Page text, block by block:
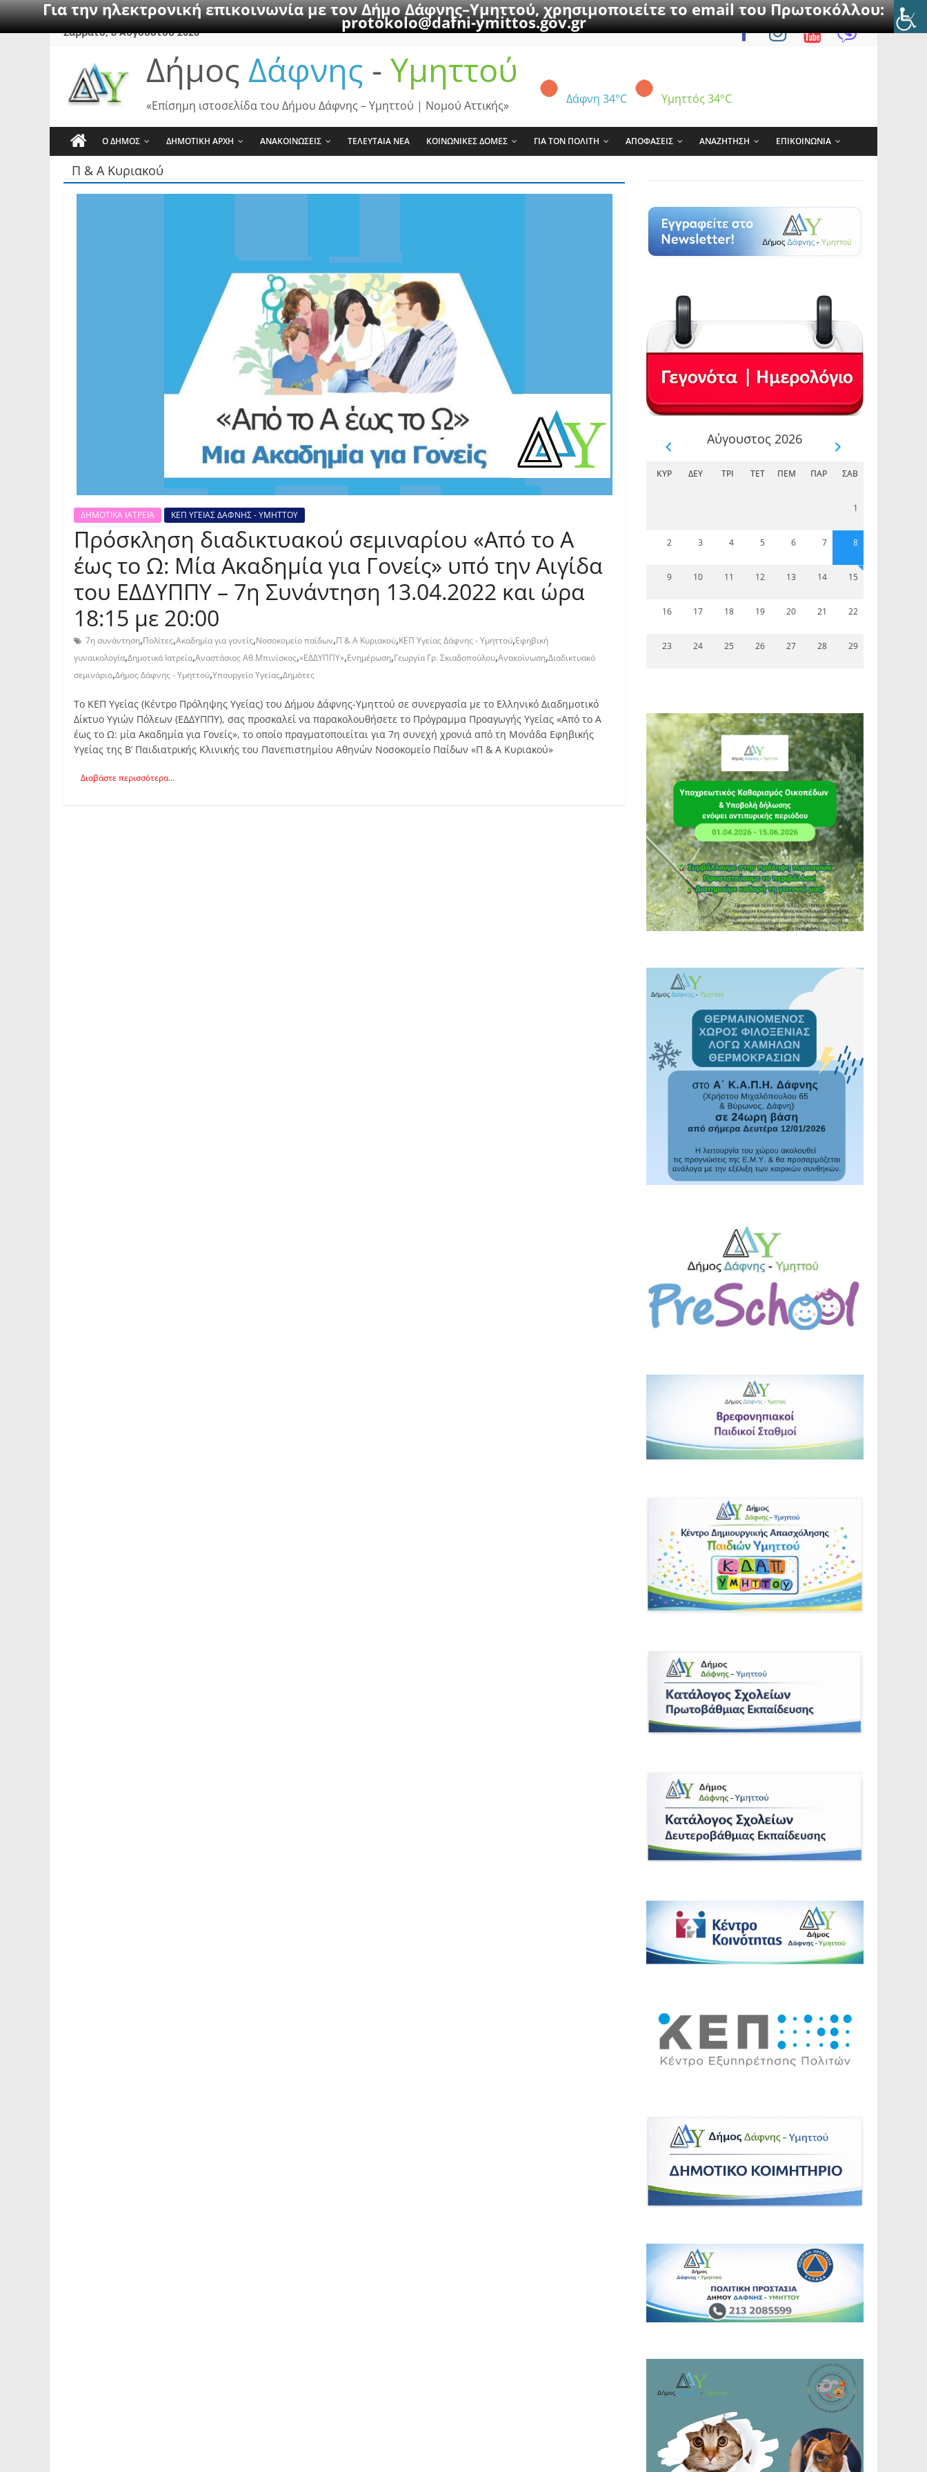
Για την ηλεκτρονική επικοινωνία με τον Δήμο Δάφνης–Υμηττού, χρησιμοποιείτε το email του Πρωτοκόλλου:
protokolo@dafni-ymittos.gov.gr
SkipΣάββατο, 8 Αυγούστου 2026
Δήμος Δάφνης - Υμηττού
Δάφνη 34°C Υμηττός 34°C
«Επίσημη ιστοσελίδα του Δήμου Δάφνης – Υμηττού | Νομού Αττικής»
Ο ΔΗΜΟΣ ΔΗΜΟΤΙΚΗ ΑΡΧΗ ΑΝΑΚΟΙΝΩΣΕΙΣ ΤΕΛΕΥΤΑΙΑ ΝΕΑ ΚΟΙΝΩΝΙΚΕΣ ΔΟΜΕΣ ΓΙΑ ΤΟΝ ΠΟΛΙΤΗ ΑΠΟΦΑΣΕΙΣ ΑΝΑΖΗΤΗΣΗ ΕΠΙΚΟΙΝΩΝΙΑ
Π & Α Κυριακού
ΔΗΜΟΤΙΚΑ ΙΑΤΡΕΙΑ ΚΕΠ ΥΓΕΙΑΣ ΔΑΦΝΗΣ - ΥΜΗΤΤΟΥ
Πρόσκληση διαδικτυακού σεμιναρίου «Από το Α
έως το Ω: Μία Ακαδημία για Γονείς» υπό την Αιγίδα
του ΕΔΔΥΠΠΥ – 7η Συνάντηση 13.04.2022 και ώρα
18:15 με 20:00
7η συνάντηση,Πολίτες,Ακαδημία για γονείς,Νοσοκομείο παίδων,Π & Α Κυριακού,ΚΕΠ Υγείας Δάφνης - Υμηττού,Εφηβική
γυναικολογία,Δημοτικά Ιατρεία,Αναστάσιος Αθ.Μπινίσκος,«ΕΔΔΥΠΠΥ»,Ενημέρωση,Γεωργία Γρ. Σκιαδοπούλου,Ανακοίνωση,Διαδικτυακό
σεμινάριο,Δήμος Δάφνης - Υμηττού,Υπουργείο Υγείας,Δημότες
Το ΚΕΠ Υγείας (Κέντρο Πρόληψης Υγείας) του Δήμου Δάφνης-Υμηττού σε συνεργασία με το Ελληνικό Διαδημοτικό
Δίκτυο Υγιών Πόλεων (ΕΔΔΥΠΠΥ), σας προσκαλεί να παρακολουθήσετε το Πρόγραμμα Προαγωγής Υγείας «Από το Α
έως το Ω: μία Ακαδημία για Γονείς», το οποίο πραγματοποιείται για 7η συνεχή χρονιά από τη Μονάδα Εφηβικής
Υγείας της Β’ Παιδιατρικής Κλινικής του Πανεπιστημίου Αθηνών Νοσοκομείο Παίδων «Π & Α Κυριακού»
Διαβάστε περισσότερα...
Αύγουστος 2026
ΚΥΡ ΔΕΥ ΤΡΊ ΤΕΤ ΠΈΜ ΠΑΡ ΣΆΒ
1
2 3 4 5 6 7 8
9 10 11 12 13 14 15
16 17 18 19 20 21 22
23 24 25 26 27 28 29